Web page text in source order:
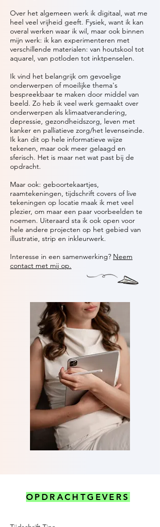
Over het algemeen werk ik digitaal, wat me
heel veel vrijheid geeft. Fysiek, want ik kan
overal werken waar ik wil, maar ook binnen
mijn werk: ik kan experimenteren met
verschillende materialen: van houtskool tot
aquarel, van potloden tot inktpenselen.
Ik vind het belangrijk om gevoelige
onderwerpen of moeilijke thema's
bespreekbaar te maken door middel van
beeld. Zo heb ik veel werk gemaakt over
onderwerpen als klimaatverandering,
depressie, gezondheidszorg, leven met
kanker en palliatieve zorg/het levenseinde.
Ik kan dit op hele informatieve wijze
tekenen, maar ook meer gelaagd en
sferisch. Het is maar net wat past bij de
opdracht.
Maar ook: geboortekaartjes,
raamtekeningen, tijdschrift covers of live
tekeningen op locatie maak ik met veel
plezier, om maar een paar voorbeelden te
noemen. Uiteraard sta ik ook open voor
hele andere projecten op het gebied van
illustratie, strip en inkleurwerk.
Interesse in een samenwerking? Neem
contact met mij op.
OPDRACHTGEVERS